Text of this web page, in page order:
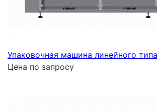
Упаковочная машина линейного
Цена по запросу